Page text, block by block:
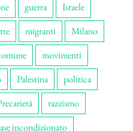
guerra
Israele
migranti
Milano
movimenti
Palestina
politica
razzismo
incondizionato